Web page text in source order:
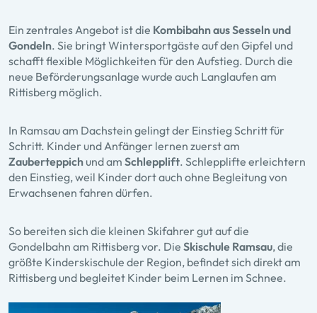
Ein zentrales Angebot ist die Kombibahn aus Sesseln und
Gondeln. Sie bringt Wintersportgäste auf den Gipfel und
schafft flexible Möglichkeiten für den Aufstieg. Durch die
neue Beförderungsanlage wurde auch Langlaufen am
Rittisberg möglich.
In Ramsau am Dachstein gelingt der Einstieg Schritt für
Schritt. Kinder und Anfänger lernen zuerst am
Zauberteppich und am Schlepplift. Schlepplifte erleichtern
den Einstieg, weil Kinder dort auch ohne Begleitung von
Erwachsenen fahren dürfen.
So bereiten sich die kleinen Skifahrer gut auf die
Gondelbahn am Rittisberg vor. Die Skischule Ramsau, die
größte Kinderskischule der Region, befindet sich direkt am
Rittisberg und begleitet Kinder beim Lernen im Schnee.